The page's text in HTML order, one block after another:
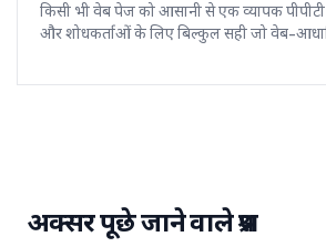
किसी भी वेब पेज को आसानी से एक व्यापक
और शोधकर्ताओं के लिए बिल्कुल सही जो वेब-
अक्सर पूछे जाने वाले प्रश्न